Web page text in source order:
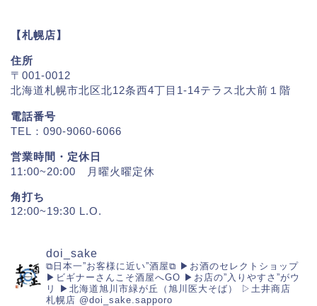
【札幌店】
住所
〒001-0012
北海道札幌市北区北12条西4丁目1-14テラス北大前１階
電話番号
TEL：090-9060-6066
営業時間・定休日
11:00~20:00 月曜火曜定休
角打ち
12:00~19:30 L.O.
doi_sake
⧉日本一”お客様に近い”酒屋⧉ ▶︎お酒のセレクトショップ
▶︎ビギナーさんこそ酒屋へGO ▶︎お店の”入りやすさ”がウ
リ
▶︎北海道旭川市緑が丘（旭川医大そば）
▷土井商店
札幌店 @doi_sake.sapporo